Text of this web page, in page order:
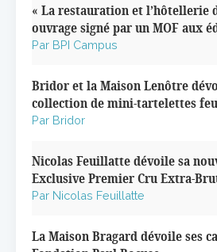
« La restauration et l’hôtellerie
ouvrage signé par un MOF aux
Par BPI Campus
Bridor et la Maison Lenôtre
collection de mini-tartelettes
Par Bridor
Nicolas Feuillatte dévoile sa
Exclusive Premier Cru Extra-
Par Nicolas Feuillatte
La Maison Bragard dévoile ses